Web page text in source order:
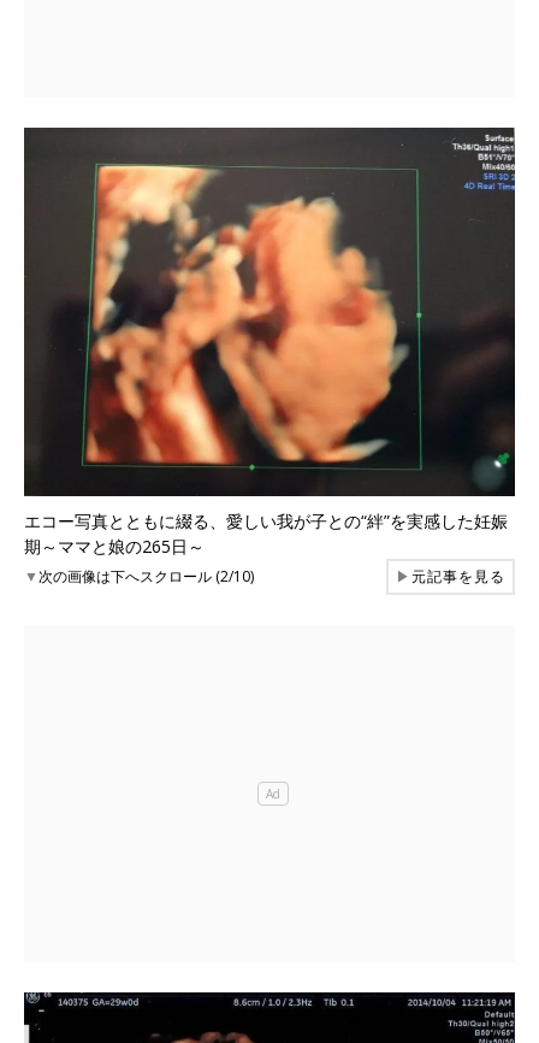
エコー写真とともに綴る、愛しい我が子との“絆”を実感した妊娠
期～ママと娘の265日～
▼次の画像は下へスクロール (2/10) ▶元記事を見る